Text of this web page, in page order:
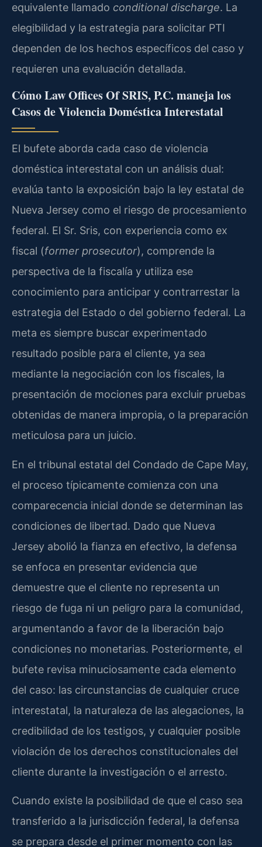
equivalente llamado conditional discharge. La
elegibilidad y la estrategia para solicitar PTI
dependen de los hechos específicos del caso y
requieren una evaluación detallada.
Cómo Law Offices Of SRIS, P.C. maneja los
Casos de Violencia Doméstica Interestatal
El bufete aborda cada caso de violencia
doméstica interestatal con un análisis dual:
evalúa tanto la exposición bajo la ley estatal de
Nueva Jersey como el riesgo de procesamiento
federal. El Sr. Sris, con experiencia como ex
fiscal (former prosecutor), comprende la
perspectiva de la fiscalía y utiliza ese
conocimiento para anticipar y contrarrestar la
estrategia del Estado o del gobierno federal. La
meta es siempre buscar experimentado
resultado posible para el cliente, ya sea
mediante la negociación con los fiscales, la
presentación de mociones para excluir pruebas
obtenidas de manera impropia, o la preparación
meticulosa para un juicio.
En el tribunal estatal del Condado de Cape May,
el proceso típicamente comienza con una
comparecencia inicial donde se determinan las
condiciones de libertad. Dado que Nueva
Jersey abolió la fianza en efectivo, la defensa
se enfoca en presentar evidencia que
demuestre que el cliente no representa un
riesgo de fuga ni un peligro para la comunidad,
argumentando a favor de la liberación bajo
condiciones no monetarias. Posteriormente, el
bufete revisa minuciosamente cada elemento
del caso: las circunstancias de cualquier cruce
interestatal, la naturaleza de las alegaciones, la
credibilidad de los testigos, y cualquier posible
violación de los derechos constitucionales del
cliente durante la investigación o el arresto.
Cuando existe la posibilidad de que el caso sea
transferido a la jurisdicción federal, la defensa
se prepara desde el primer momento con las